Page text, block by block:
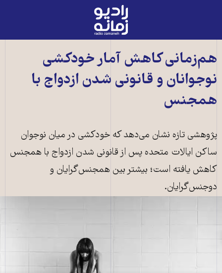
رادیو
زمانه
صفحه
اصلی
هم‌زمانی کاهش آمار خودکشی
نوجوانان و قانونی شدن ازدواج با
همجنس
پژوهشی تازه نشان می‌دهد که خودکشی در میان نوجوان
ساکن ایالات متحده پس از قانونی شدن ازدواج با همجنس
کاهش یافته است؛ بیشتر بین همجنس‌گرایان و
دوجنس‌گرایان.